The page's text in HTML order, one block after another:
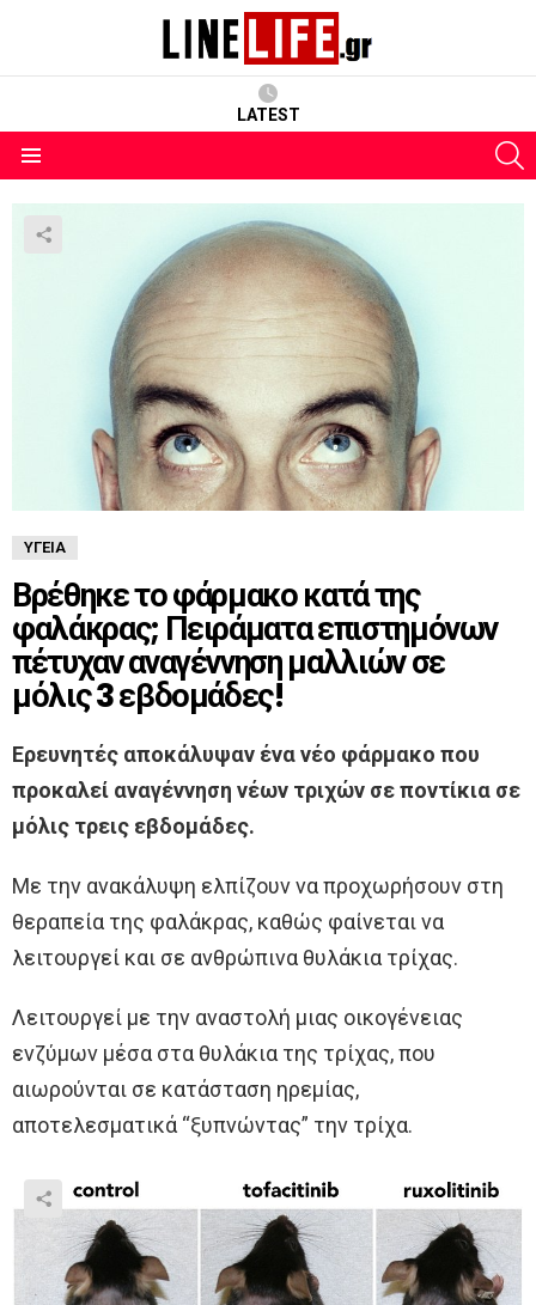
LATEST
ΥΓΕΊΑ
Βρέθηκε το φάρμακο κατά της
φαλάκρας; Πειράματα επιστημόνων
πέτυχαν αναγέννηση μαλλιών σε
μόλις 3 εβδομάδες!
Ερευνητές αποκάλυψαν ένα νέο φάρμακο που
προκαλεί αναγέννηση νέων τριχών σε ποντίκια σε
μόλις τρεις εβδομάδες.
Με την ανακάλυψη ελπίζουν να προχωρήσουν στη
θεραπεία της φαλάκρας, καθώς φαίνεται να
λειτουργεί και σε ανθρώπινα θυλάκια τρίχας.
Λειτουργεί με την αναστολή μιας οικογένειας
ενζύμων μέσα στα θυλάκια της τρίχας, που
αιωρούνται σε κατάσταση ηρεμίας,
αποτελεσματικά “ξυπνώντας” την τρίχα.